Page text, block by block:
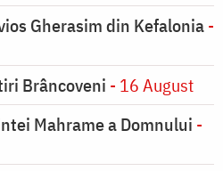
Gherasim din Kefalonia-
Brâncoveni - 16 August
Mahrame a Domnului -